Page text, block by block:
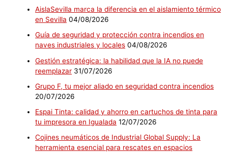
AislaSevilla marca la diferencia en el aislamiento térmico
en Sevilla 04/08/2026
Guía de seguridad y protección contra incendios en
naves industriales y locales 04/08/2026
Gestión estratégica: la habilidad que la IA no puede
reemplazar 31/07/2026
Grupo F, tu mejor aliado en seguridad contra incendios
20/07/2026
Espai Tinta: calidad y ahorro en cartuchos de tinta para
tu impresora en Igualada 12/07/2026
Cojines neumáticos de Industrial Global Supply: La
herramienta esencial para rescates en espacios